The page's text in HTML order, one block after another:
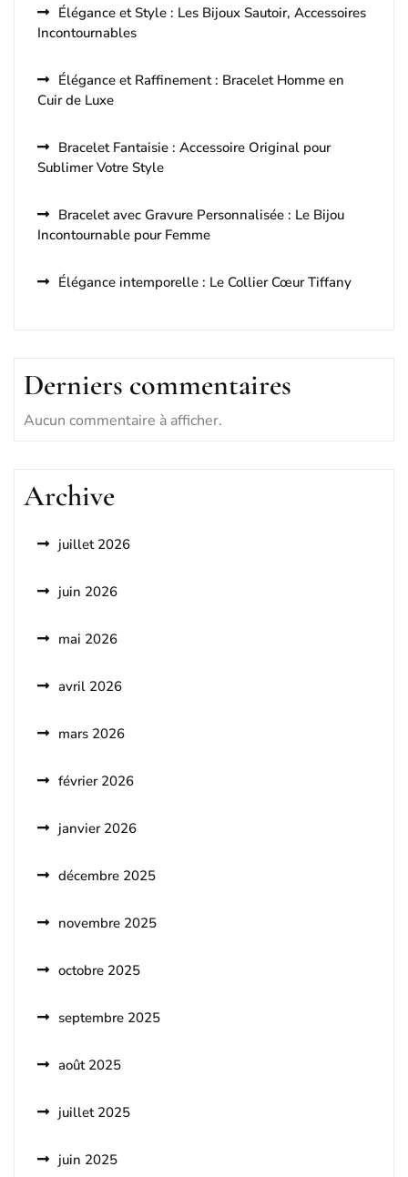
Élégance et Style : Les Bijoux Sautoir, Accessoires
Incontournables
Élégance et Raffinement : Bracelet Homme en
Cuir de Luxe
Bracelet Fantaisie : Accessoire Original pour
Sublimer Votre Style
Bracelet avec Gravure Personnalisée : Le Bijou
Incontournable pour Femme
Élégance intemporelle : Le Collier Cœur Tiffany
Derniers commentaires
Aucun commentaire à afficher.
Archive
juillet 2026
juin 2026
mai 2026
avril 2026
mars 2026
février 2026
janvier 2026
décembre 2025
novembre 2025
octobre 2025
septembre 2025
août 2025
juillet 2025
juin 2025